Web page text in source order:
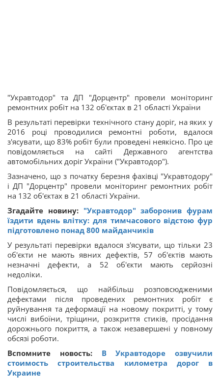
"Укравтодор" та ДП "Дорцентр" провели моніторинг
ремонтних робіт на 132 об'єктах в 21 області України
В результаті перевірки технічного стану доріг, на яких у
2016 році проводилися ремонтні роботи, вдалося
з'ясувати, що 83% робіт були проведені неякісно. Про це
повідомляється на сайті Державного агентства
автомобільних доріг України ("Укравтодор").
Зазначено, що з початку березня фахівці "Укравтодору"
і ДП "Дорцентр" провели моніторинг ремонтних робіт
на 132 об'єктах в 21 області України.
Згадайте новину: "Укравтодор" заборонив фурам
їздити вдень влітку: для тимчасового відстою фур
підготовлено понад 800 майданчиків
У результаті перевірки вдалося з'ясувати, що тільки 23
об'єкти не мають явних дефектів, 57 об'єктів мають
незначні дефекти, а 52 об'єкти мають серйозні
недоліки.
Повідомляється, що найбільш розповсюдженими
дефектами після проведених ремонтних робіт є
руйнування та деформації на новому покритті, у тому
числі вибоїни, тріщини, розкриття стиків, просідання
дорожнього покриття, а також незавершені у повному
обсязі роботи.
Вспомните новость: В Укравтодоре озвучили
стоимость строительства километра дорог в
Украине